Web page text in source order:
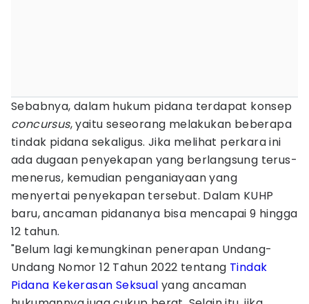
Sebabnya, dalam hukum pidana terdapat konsep
concursus, yaitu seseorang melakukan beberapa
tindak pidana sekaligus. Jika melihat perkara ini
ada dugaan penyekapan yang berlangsung terus-
menerus, kemudian penganiayaan yang
menyertai penyekapan tersebut. Dalam KUHP
baru, ancaman pidananya bisa mencapai 9 hingga
12 tahun.
"Belum lagi kemungkinan penerapan Undang-
Undang Nomor 12 Tahun 2022 tentang Tindak
Pidana Kekerasan Seksual yang ancaman